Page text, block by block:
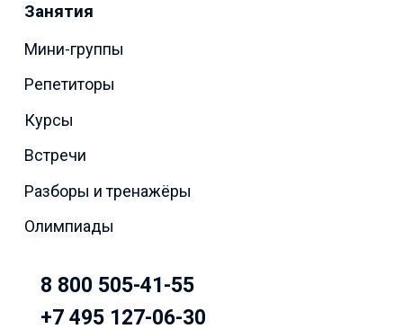
Занятия
Мини-группы
Репетиторы
Курсы
Встречи
Разборы и тренажёры
Олимпиады
8 800 505-41-55
+7 495 127-06-30